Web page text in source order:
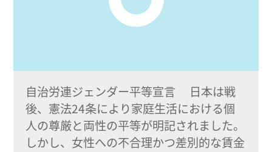
自治労連ジェンダー平等宣言 日本は戦
後、憲法24条により家庭生活における個
人の尊厳と両性の平等が明記されました。
しかし、女性への不合理かつ差別的な賃金